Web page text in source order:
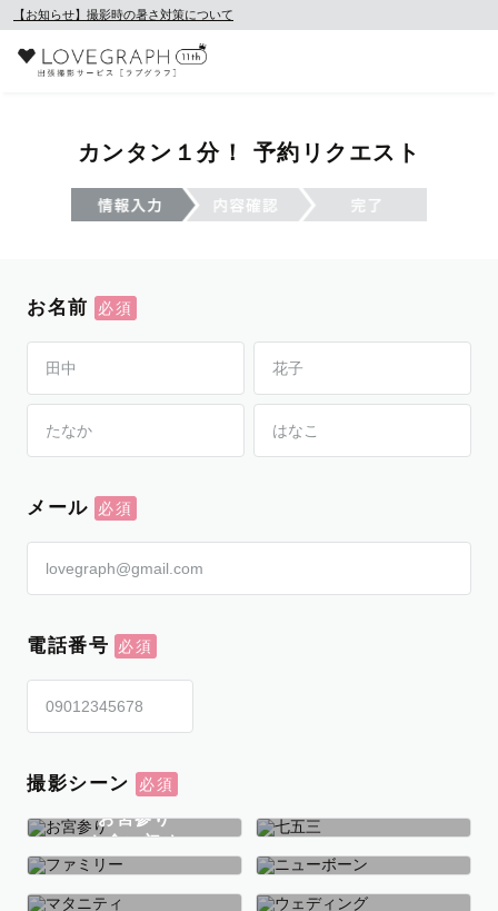
【お知らせ】撮影時の暑さ対策について
カンタン１分！ 予約リクエスト
お名前
メール
電話番号
撮影シーン
お宮参り
お食い初め
七五三
ファミリー ニューボーン